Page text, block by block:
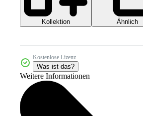
Kollektion Ähnlich
Kostenlose Lizenz
Was ist das?
Weitere Informationen